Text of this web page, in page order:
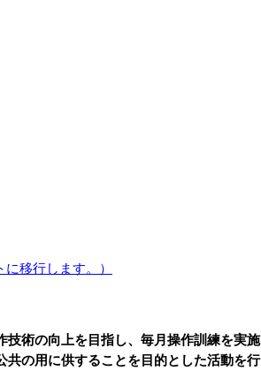
移行します。）
術の向上を目指し、毎月操作訓練を実施
の用に供することを目的とした活動を行